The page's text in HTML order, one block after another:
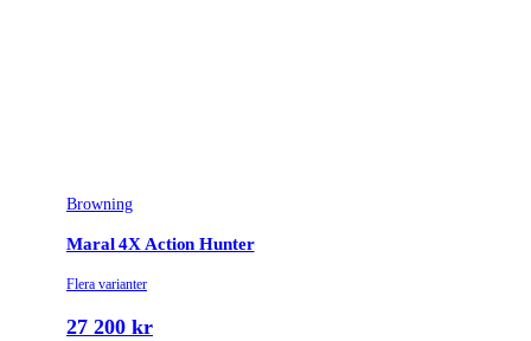
Browning
Maral 4X Action Hunter
Flera varianter
27 200 kr